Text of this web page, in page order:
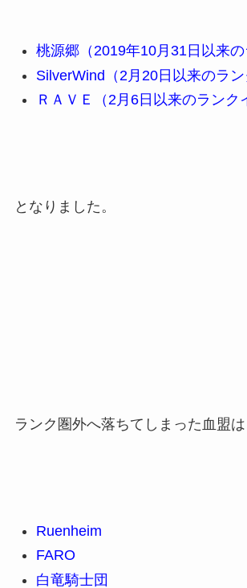
桃源郷（2019年10月31日以来の
SilverWind（2月20日以来のラン
ＲＡＶＥ（2月6日以来のランク
となりました。
ランク圏外へ落ちてしまった血盟
Ruenheim
FARO
白竜騎士団